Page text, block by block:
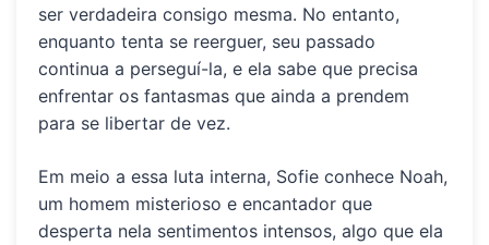
ser verdadeira consigo mesma. No entanto,
enquanto tenta se reerguer, seu passado
continua a perseguí-la, e ela sabe que precisa
enfrentar os fantasmas que ainda a prendem
para se libertar de vez.
Em meio a essa luta interna, Sofie conhece Noah,
um homem misterioso e encantador que
desperta nela sentimentos intensos, algo que ela